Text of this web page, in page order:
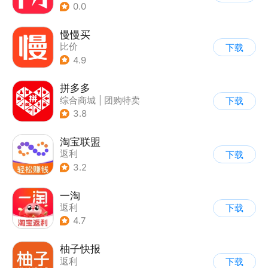
0.0
慢慢买
比价
4.9
下载
拼多多
综合商城
团购特卖
3.8
下载
淘宝联盟
返利
3.2
下载
一淘
返利
4.7
下载
柚子快报
返利
下载